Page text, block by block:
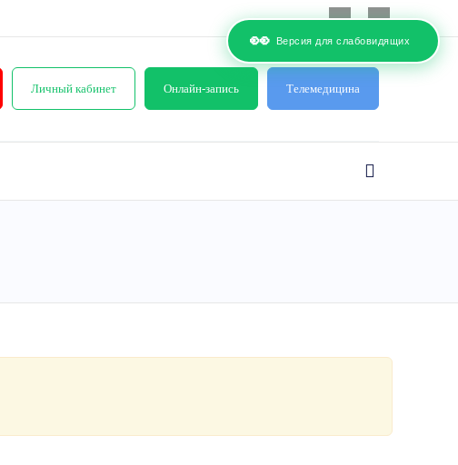
👀 Версия для слабовидящих
Личный кабинет Онлайн-запись Телемедицина